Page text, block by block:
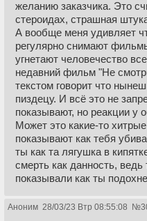
желанию заказчика. Это
стероидах, страшная
А вообще меня удивляет
регулярно снимают
угнетают человечество
недавний фильм "Не
текстом говорит что
пиздецу. И всё это не
показывают, но реакции у
Может это какие-то
показывают как тебя
ты как та лягушка в
смерть как данность,
показывали как ты
Аноним 28/03/23 Втр 08:55:08 №